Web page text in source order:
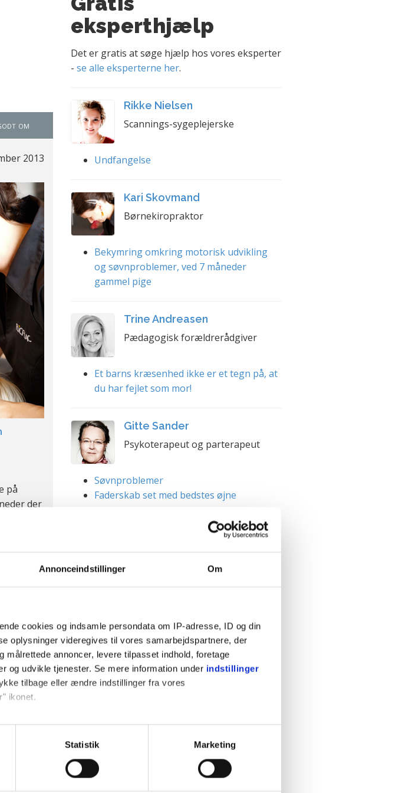
Annonceindstillinger Om
cookies og indsamle persondata om IP-adresse, ID og din
oplysninger videregives til vores samarbejdspartnere, der
annoncer, levere tilpasset indhold, foretage
og udvikle tjenester. Se mere information under indstillinger
tilbage eller ændre indstillinger fra vores
ikonet.
kan være nøjagtig inden for få meter
unikke karakteristika (fingerprinting)
Statistik Marketing
om
2013
på
der
i
eksperthjælp
Det er gratis at søge hjælp hos vores eksperter
- se alle eksperterne her.
Rikke Nielsen
Scannings-sygeplejerske
Undfangelse
Kari Skovmand
Børnekiropraktor
Bekymring omkring motorisk udvikling
og søvnproblemer, ved 7 måneder
gammel pige
Trine Andreasen
Pædagogisk forældrerådgiver
Et barns kræsenhed ikke er et tegn på, at
du har fejlet som mor!
Gitte Sander
Psykoterapeut og parterapeut
Søvnproblemer
Faderskab set med bedstes øjne